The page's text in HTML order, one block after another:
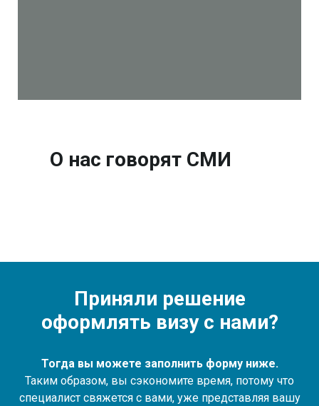
О нас говорят СМИ
Приняли решение
оформлять визу с нами?
Тогда вы можете заполнить форму ниже.
Таким образом, вы сэкономите время, потому что
специалист свяжется с вами, уже представляя вашу